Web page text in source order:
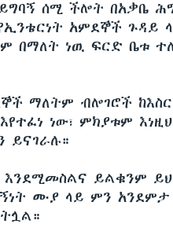
ሰሚ ችሎት በአቃቤ
አምደኞች ጉዳይ
በማለት ነዉ ፍርድ ቤቱ
ማለትም ብሎገሮች
ነው፣ ምክያቱም
ይናገራሉ።
ይልቁንም ይህ
ሙያ ላይ ምን አንደምታ